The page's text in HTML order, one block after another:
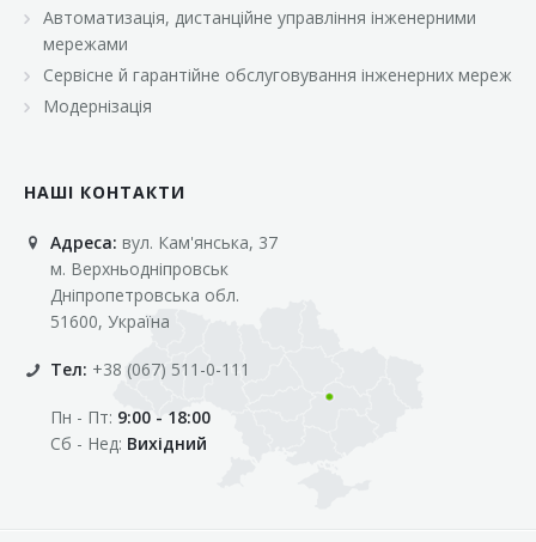
«Марс»
«Оптовичок»
«Свіжачок»
«Сільпо»
«Фора»
«Фреш»
«Фуршет»
«Цент»
Автоматизація, дистанційне управління інженерними
мережами
Сервісне й гарантійне обслуговування інженерних мереж
Модернізація
НАШІ КОНТАКТИ
Адреса: вул. Кам'янська, 37
м. Верхньодніпровськ
Дніпропетровська обл.
51600, Україна
Тел: +38 (067) 511-0-111
Пн - Пт: 9:00 - 18:00
Сб - Нед: Вихідний